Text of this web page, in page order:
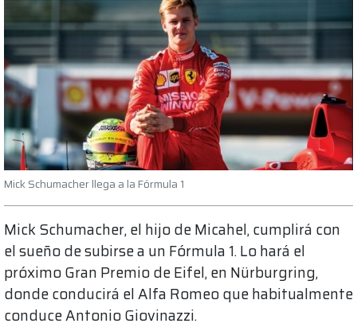
Mick Schumacher llega a la Fórmula 1
Mick Schumacher, el hijo de Micahel, cumplirá con
el sueño de subirse a un Fórmula 1. Lo hará el
próximo Gran Premio de Eifel, en Nürburgring,
donde conducirá el Alfa Romeo que habitualmente
conduce Antonio Giovinazzi.